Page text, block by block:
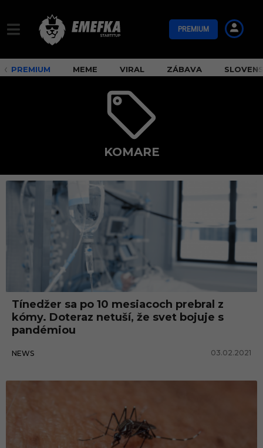
PREMIUM
PREMIUM MEME VIRAL ZÁBAVA
KOMARE
k
Tínedžer sa po 10 mesiacoch prebral z
kómy. Doteraz netuší, že svet bojuje s
pandémiou
NEWS 03.02.2021